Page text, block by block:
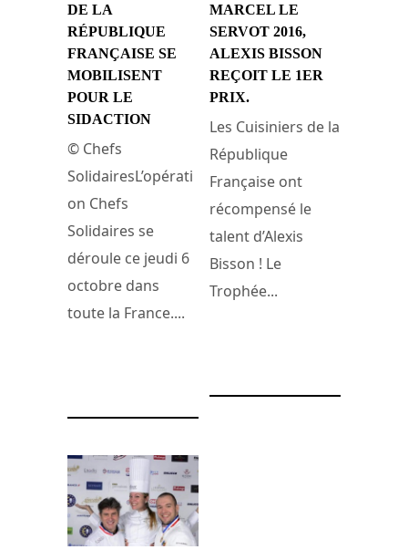
DE LA
RÉPUBLIQUE
FRANÇAISE SE
MOBILISENT
POUR LE
SIDACTION
© Chefs
SolidairesL’opérati
on Chefs
Solidaires se
déroule ce jeudi 6
octobre dans
toute la France....
MARCEL LE
SERVOT 2016,
ALEXIS BISSON
REÇOIT LE 1ER
PRIX.
Les Cuisiniers de la
République
Française ont
récompensé le
talent d’Alexis
Bisson ! Le
Trophée...